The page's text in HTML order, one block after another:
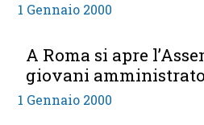
1 Gennaio 2000
A Roma si apre
giovani
1 Gennaio 2000